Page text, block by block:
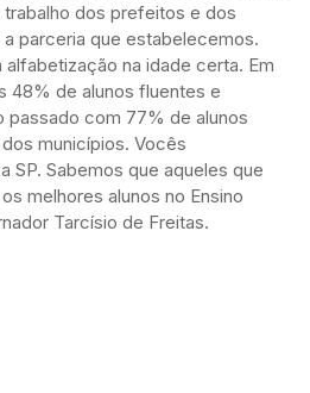
dos prefeitos e dos
parceria que estabelecemos.
na idade certa. Em
48% de alunos fluentes e
passado com 77% de alunos
municípios. Vocês
SP. Sabemos que aqueles que
melhores alunos no Ensino
Tarcísio de Freitas.